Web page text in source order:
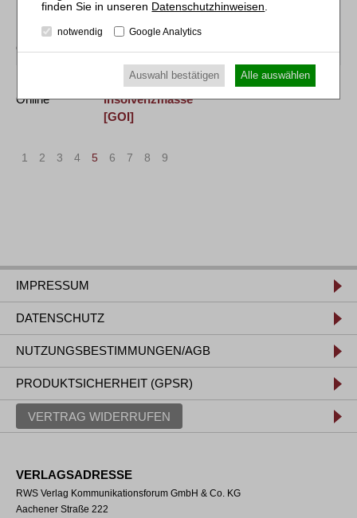
17.11.2027 und
18.11.2027
Online
Mitarbeiter-Webinar Vertiefung der
Bearbeitung der Insolvenztabelle
Online
Mitarbeiter-Webinar Die Verteilung der
Insolvenzmasse
[GOI]
1 2 3 4 5 6 7 8 9
IMPRESSUM
DATENSCHUTZ
NUTZUNGSBESTIMMUNGEN/AGB
PRODUKTSICHERHEIT (GPSR)
VERTRAG WIDERRUFEN
VERLAGSADRESSE
RWS Verlag Kommunikationsforum GmbH & Co. KG
Aachener Straße 222
Datenschutzhinweisen.
notwendig Google Analytics
Auswahl bestätigen Alle auswählen